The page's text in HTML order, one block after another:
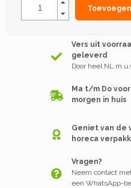
Toevoegen
Vers uit
geleverd
Door heel NL
Ma t/m Do
morgen in huis
Geniet van de
horeca
Vragen?
Neem contact
een WhatsApp-